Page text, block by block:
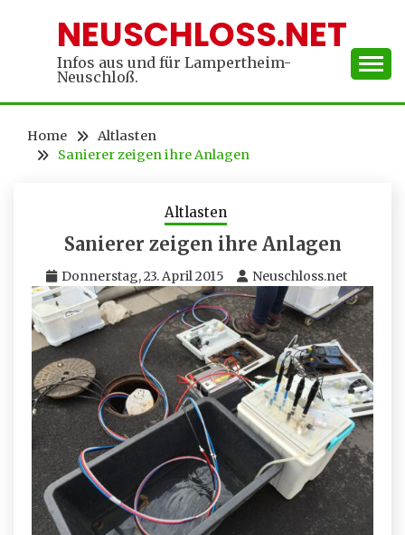
NEUSCHLOSS.NET
Infos aus und für Lampertheim-
Neuschloß.
Home
Altlasten
Sanierer zeigen ihre Anlagen
Altlasten
Sanierer zeigen ihre Anlagen
Donnerstag, 23. April 2015 Neuschloss.net